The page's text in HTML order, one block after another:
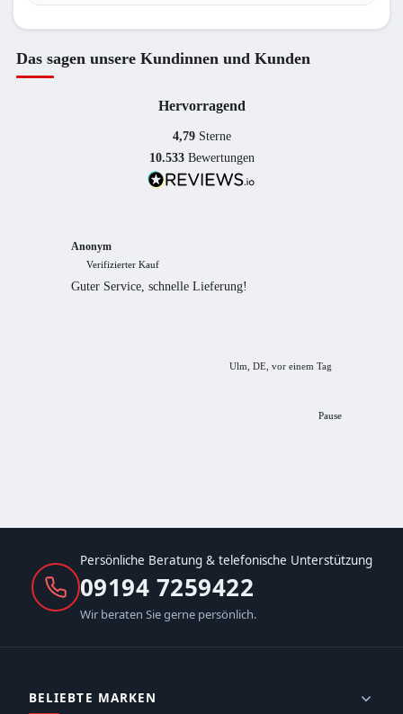
Das sagen unsere Kundinnen und Kunden
Hervorragend
4,79 Sterne
10.533 Bewertungen
Anonym
Verifizierter Kauf
Guter Service, schnelle Lieferung!
Ulm, DE, vor einem Tag
Pause
Persönliche Beratung & telefonische Unterstützung
09194 7259422
Wir beraten Sie gerne persönlich.
BELIEBTE MARKEN